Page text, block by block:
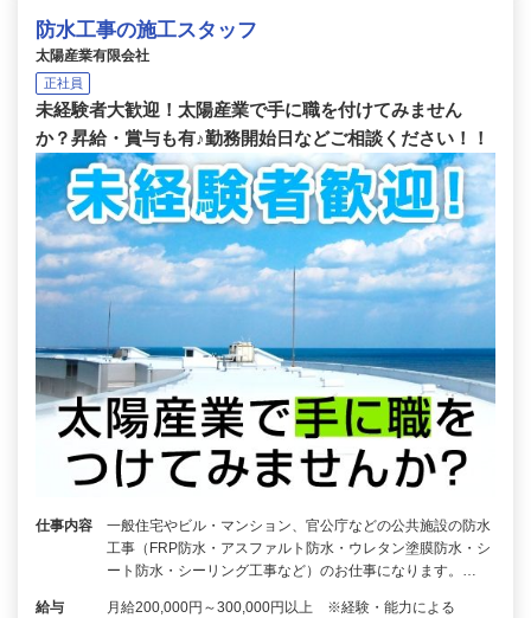
防水工事の施工スタッフ
太陽産業有限会社
正社員
未経験者大歓迎！太陽産業で手に職を付けてみません
か？昇給・賞与も有♪勤務開始日などご相談ください！！
仕事内容
一般住宅やビル・マンション、官公庁などの公共施設の防水
工事（FRP防水・アスファルト防水・ウレタン塗膜防水・シ
ート防水・シーリング工事など）のお仕事になります。…
給与 月給200,000円～300,000円以上 ※経験・能力による